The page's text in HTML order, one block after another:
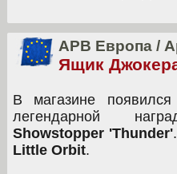
APB Европа /
Ящик
В магазине
легендарной
Showstopper 'Thunder'
Little Orbit.